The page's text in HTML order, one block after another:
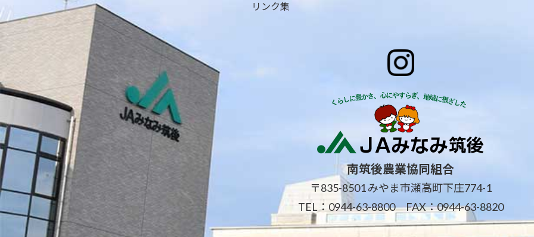
リンク集
南筑後農業協同組合
〒835-8501 みやま市瀬高町下庄774-1
TEL： 0944-63-8800 FAX：0944-63-8820